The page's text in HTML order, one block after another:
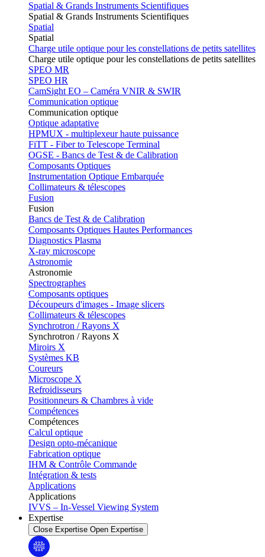
Spatial & Grands Instruments Scientifiques
Spatial & Grands Instruments Scientifiques
Spatial
Spatial
Charge utile optique pour les constellations de petits satellites
Charge utile optique pour les constellations de petits satellites
SPEO MR
SPEO HR
CamSight EO – Caméra VNIR & SWIR
Communication optique
Communication optique
Optique adaptative
HPMUX - multiplexeur haute puissance
FiTT - Fiber to Telescope Terminal
OGSE - Bancs de Test & de Calibration
Composants Optiques
Instrumentation Optique Embarquée
Collimateurs & télescopes
Fusion
Fusion
Bancs de Test & de Calibration
Composants Optiques Hautes Performances
Diagnostics Plasma
X-ray microscope
Astronomie
Astronomie
Spectrographes
Composants optiques
Découpeurs d'images - Image slicers
Collimateurs & télescopes
Synchrotron / Rayons X
Synchrotron / Rayons X
Miroirs X
Systèmes KB
Coureurs
Microscope X
Refroidisseurs
Positionneurs & Chambres à vide
Compétences
Compétences
Calcul optique
Design opto-mécanique
Fabrication optique
IHM & Contrôle Commande
Intégration & tests
Applications
Applications
IVVS – In-Vessel Viewing System
Expertise
Close Expertise Open Expertise